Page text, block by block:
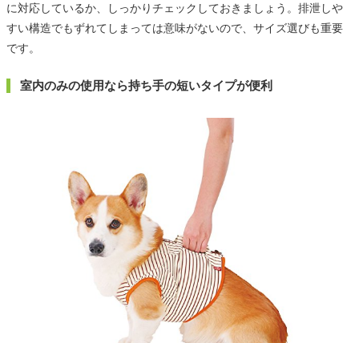
に対応しているか、しっかりチェックしておきましょう。排泄しや
すい構造でもずれてしまっては意味がないので、サイズ選びも重要
です。
室内のみの使用なら持ち手の短いタイプが便利